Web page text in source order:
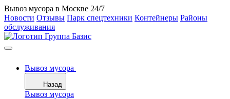
Вывоз мусора в Москве 24/7
Новости Отзывы Парк спецтехники Контейнеры Районы
обслуживания
Вывоз мусора
Назад
Вывоз мусора